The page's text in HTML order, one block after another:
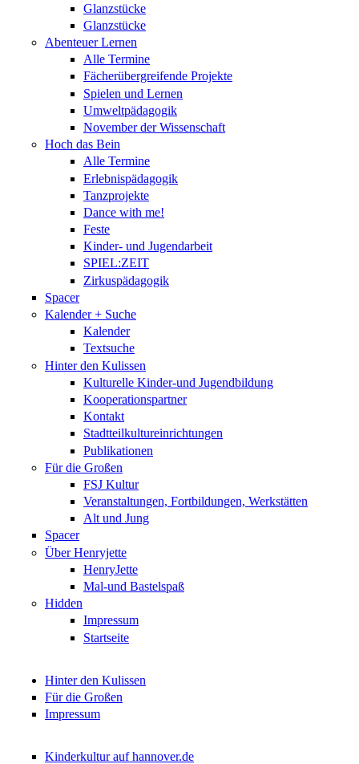
Glanzstücke
Glanzstücke
Abenteuer Lernen
Alle Termine
Fächerübergreifende Projekte
Spielen und Lernen
Umweltpädagogik
November der Wissenschaft
Hoch das Bein
Alle Termine
Erlebnispädagogik
Tanzprojekte
Dance with me!
Feste
Kinder- und Jugendarbeit
SPIEL:ZEIT
Zirkuspädagogik
Spacer
Kalender + Suche
Kalender
Textsuche
Hinter den Kulissen
Kulturelle Kinder-und Jugendbildung
Kooperationspartner
Kontakt
Stadtteilkultureinrichtungen
Publikationen
Für die Großen
FSJ Kultur
Veranstaltungen, Fortbildungen, Werkstätten
Alt und Jung
Spacer
Über Henryjette
HenryJette
Mal-und Bastelspaß
Hidden
Impressum
Startseite
Hinter den Kulissen
Für die Großen
Impressum
Kinderkultur auf hannover.de